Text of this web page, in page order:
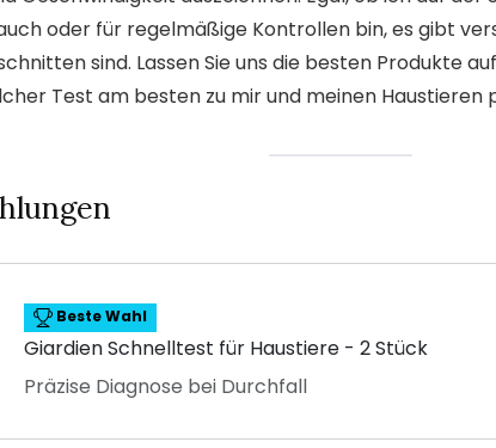
oder für regelmäßige Kontrollen bin, es gibt
sind. Lassen Sie uns die besten Produkte
Test am besten zu mir und meinen Haustieren
Beste Wahl
Giardien Schnelltest für Haustiere - 2 Stück
Präzise Diagnose bei Durchfall